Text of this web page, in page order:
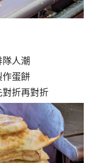
人潮
作蛋餅
對折再對折